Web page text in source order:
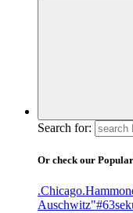
Search for:
Or check our
.Chicago
Auschwitz"